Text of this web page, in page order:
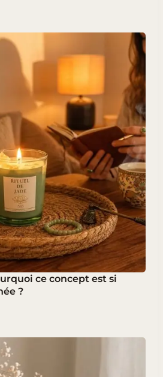
ce concept est si
?